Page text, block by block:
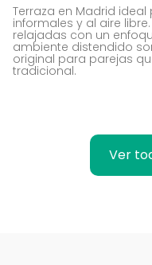
Terraza en Madrid
informales y al aire
relajadas con un
ambiente distendido
original para parejas
tradicional.
Ver